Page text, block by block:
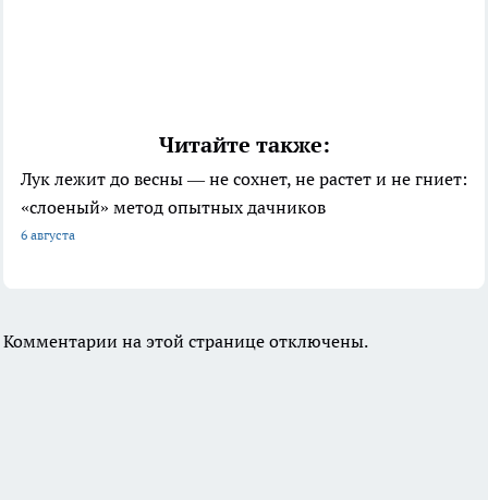
Читайте также:
Лук лежит до весны — не сохнет, не растет и не гниет:
«слоеный» метод опытных дачников
6 августа
Комментарии на этой странице отключены.